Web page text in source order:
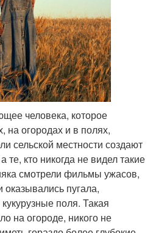
человека, которое
на огородах и в полях,
сельской местности создают
те, кто никогда не видел такие
смотрели фильмы ужасов,
пугала,
поля. Такая
на огороде, никого не